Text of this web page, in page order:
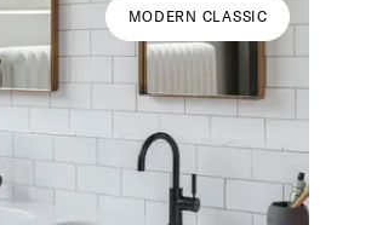
MODERN CLASSIC